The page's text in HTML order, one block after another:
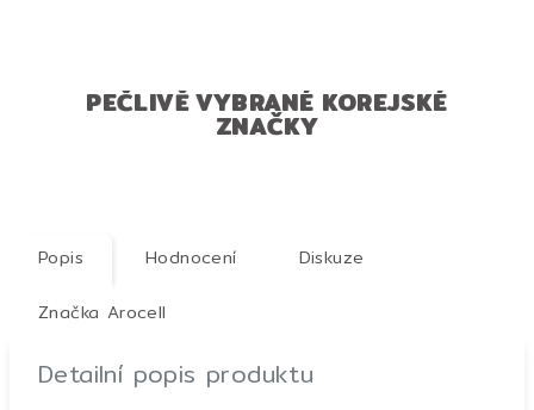
PEČLIVĚ VYBRANÉ KOREJSKÉ
ZNAČKY
Popis Hodnocení Diskuze
Značka Arocell
Detailní popis produktu